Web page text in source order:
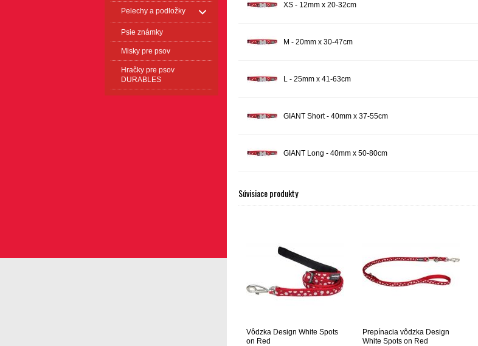
Pelechy a podložky
Psie známky
Misky pre psov
Hračky pre psov
DURABLES
XS - 12mm x 20-32cm
M - 20mm x 30-47cm
L - 25mm x 41-63cm
GIANT Short - 40mm x 37-55cm
GIANT Long - 40mm x 50-80cm
Súvisiace produkty
Vôdzka Design White Spots
on Red
Prepínacia vôdzka Design
White Spots on Red